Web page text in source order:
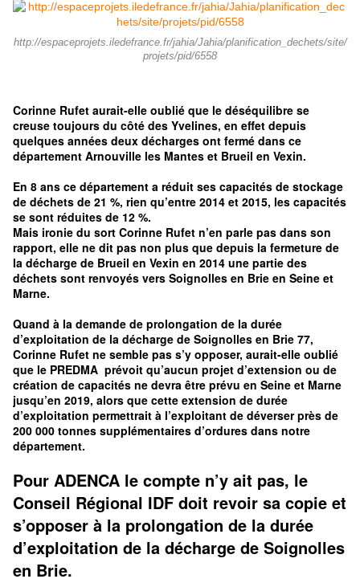
http://espaceprojets.iledefrance.fr/jahia/Jahia/planification_dechets/site/
projets/pid/6558
Corinne Rufet aurait-elle oublié que le déséquilibre se
creuse toujours du côté des Yvelines, en effet depuis
quelques années deux décharges ont fermé dans ce
département Arnouville les Mantes et Brueil en Vexin.
En 8 ans ce département a réduit ses capacités de stockage
de déchets de 21 %, rien qu’entre 2014 et 2015, les capacités
se sont réduites de 12 %.
Mais ironie du sort Corinne Rufet n’en parle pas dans son
rapport, elle ne dit pas non plus que depuis la fermeture de
la décharge de Brueil en Vexin en 2014 une partie des
déchets sont renvoyés vers Soignolles en Brie en Seine et
Marne.
Quand à la demande de prolongation de la durée
d’exploitation de la décharge de Soignolles en Brie 77,
Corinne Rufet ne semble pas s’y opposer, aurait-elle oublié
que le PREDMA prévoit qu’aucun projet d’extension ou de
création de capacités ne devra être prévu en Seine et Marne
jusqu’en 2019, alors que cette extension de durée
d’exploitation permettrait à l’exploitant de déverser près de
200 000 tonnes supplémentaires d’ordures dans notre
département.
Pour ADENCA le compte n’y ait pas, le
Conseil Régional IDF doit revoir sa copie et
s’opposer à la prolongation de la durée
d’exploitation de la décharge de Soignolles
en Brie.